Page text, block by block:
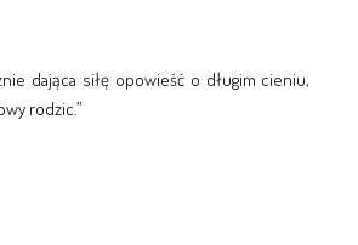
dająca siłę opowieść o długim cieniu,
rodzic.”